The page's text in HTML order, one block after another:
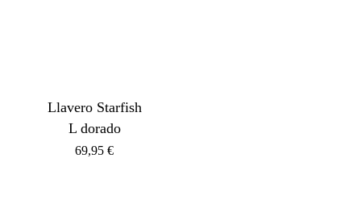
Llavero Starfish
L dorado
69,95€